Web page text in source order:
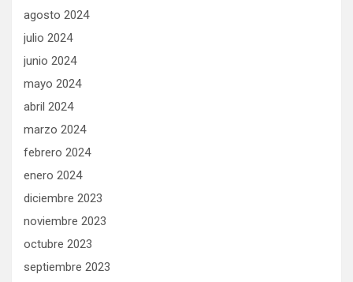
agosto 2024
julio 2024
junio 2024
mayo 2024
abril 2024
marzo 2024
febrero 2024
enero 2024
diciembre 2023
noviembre 2023
octubre 2023
septiembre 2023